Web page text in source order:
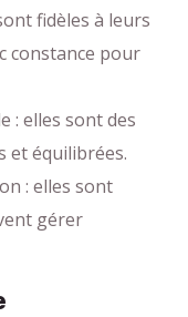
fidèles à leurs
constance pour
: elles sont des
et équilibrées.
: elles sont
gérer